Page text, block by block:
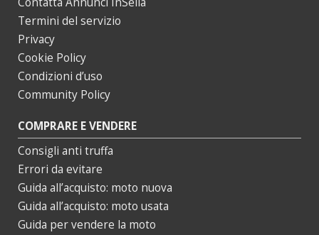
Termini del servizio
Privacy
Cookie Policy
Condizioni d’uso
Community Policy
COMPRARE E VENDERE
Consigli anti truffa
Errori da evitare
Guida all’acquisto: moto nuova
Guida all’acquisto: moto usata
Guida per vendere la moto